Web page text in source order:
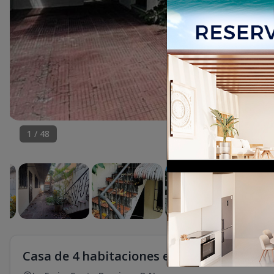
1 / 48
Casa de 4 habitaciones en venta en La